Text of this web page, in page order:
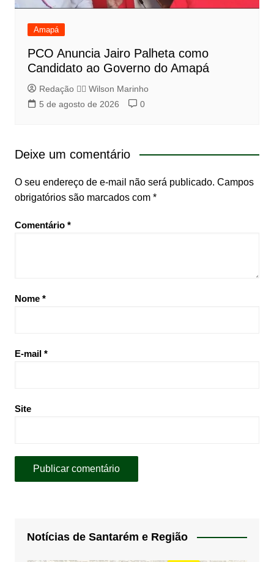
Amapá
PCO Anuncia Jairo Palheta como
Candidato ao Governo do Amapá
Redação 👨‍⚖️​ Wilson Marinho
5 de agosto de 2026
0
Deixe um comentário
O seu endereço de e-mail não será publicado. Campos
obrigatórios são marcados com *
Comentário *
Nome *
E-mail *
Site
Notícias de Santarém e Região